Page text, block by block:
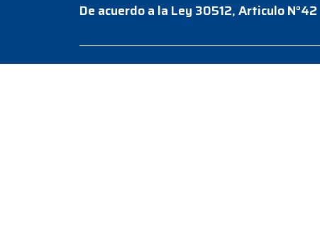
De acuerdo a la Ley 30512, Articulo N°42